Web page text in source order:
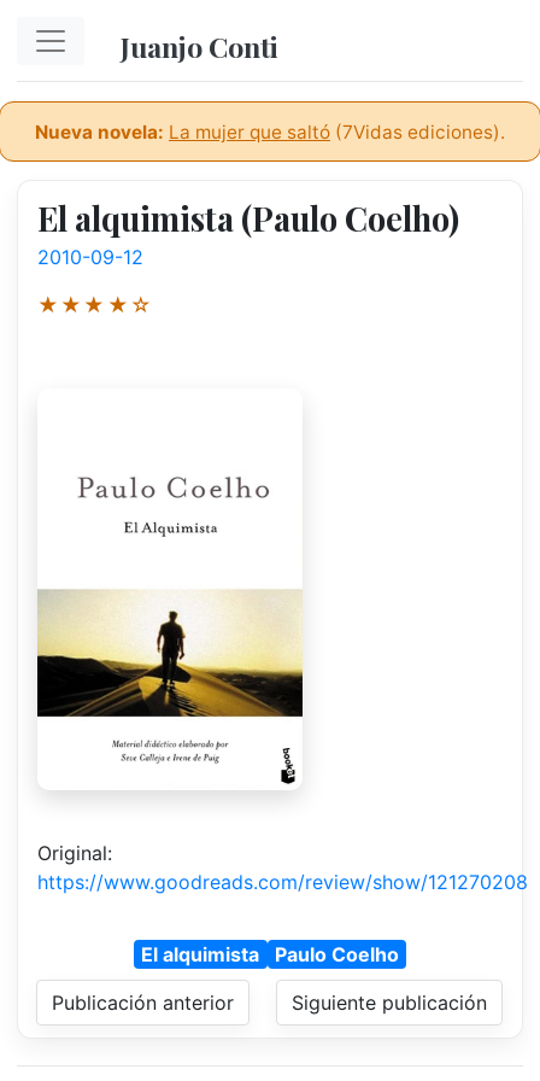
Juanjo Conti
Nueva novela: La mujer que saltó (7Vidas ediciones).
El alquimista (Paulo Coelho)
2010-09-12
★★★★☆
Original:
https://www.goodreads.com/review/show/121270208
El alquimista
Paulo Coelho
Publicación anterior
Siguiente publicación